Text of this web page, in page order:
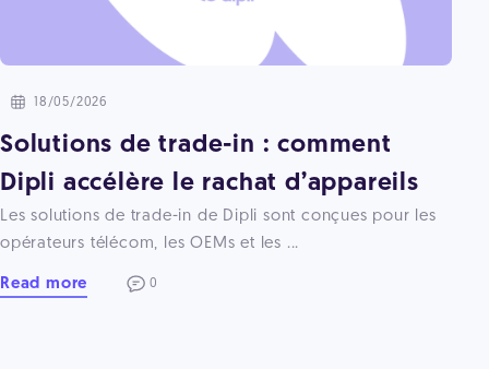
18/05/2026
Solutions de trade-in : comment
Dipli accélère le rachat d’appareils
Les solutions de trade-in de Dipli sont conçues pour les
opérateurs télécom, les OEMs et les ...
Read more 0